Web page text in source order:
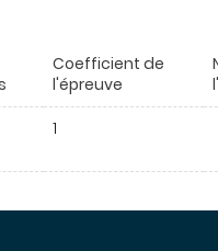
Coefficient de
l'épreuve
1